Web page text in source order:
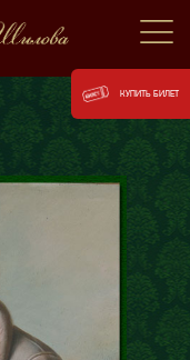
КУПИТЬ БИЛЕТ